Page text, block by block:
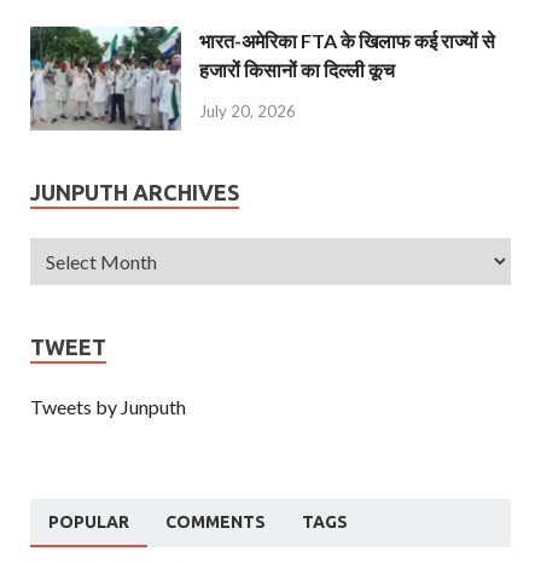
भारत-अमेरिका FTA के खिलाफ कई राज्यों से
हजारों किसानों का दिल्ली कूच
July 20, 2026
JUNPUTH ARCHIVES
TWEET
Tweets by Junputh
POPULAR COMMENTS TAGS